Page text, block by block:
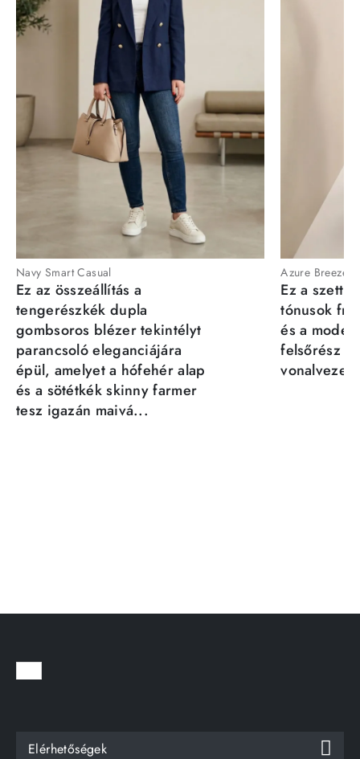
Navy Smart Casual
Ez az összeállítás a
tengerészkék dupla
gombsoros blézer tekintélyt
parancsoló eleganciájára
épül, amelyet a hófehér alap
és a sötétkék skinny farmer
tesz igazán maivá...
Azure Breeze
Ez a szett
tónusok
és a
felsőrész
Elérhetőségek